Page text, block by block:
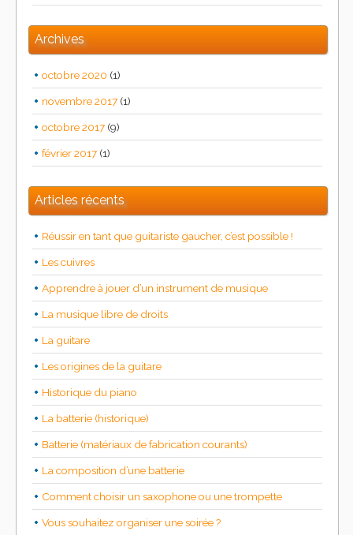
Archives
octobre 2020 (1)
novembre 2017 (1)
octobre 2017 (9)
février 2017 (1)
Articles récents
Réussir en tant que guitariste gaucher, c’est possible !
Les cuivres
Apprendre à jouer d’un instrument de musique
La musique libre de droits
La guitare
Les origines de la guitare
Historique du piano
La batterie (historique)
Batterie (matériaux de fabrication courants)
La composition d’une batterie
Comment choisir un saxophone ou une trompette
Vous souhaitez organiser une soirée ?